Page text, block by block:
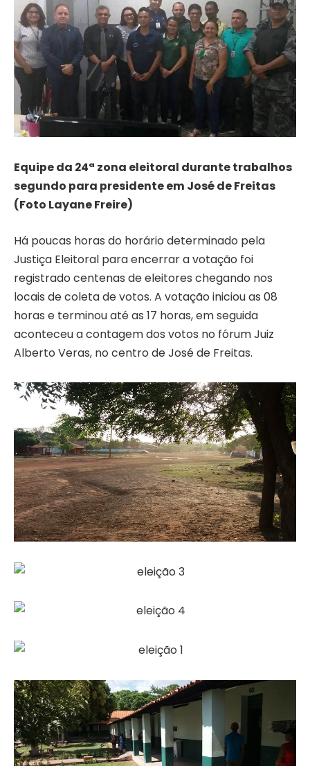
Equipe da 24ª zona eleitoral durante trabalhos
segundo para presidente em José de Freitas
(Foto Layane Freire)
Há poucas horas do horário determinado pela
Justiça Eleitoral para encerrar a votação foi
registrado centenas de eleitores chegando nos
locais de coleta de votos. A votação iniciou as 08
horas e terminou até as 17 horas, em seguida
aconteceu a contagem dos votos no fórum Juiz
Alberto Veras, no centro de José de Freitas.